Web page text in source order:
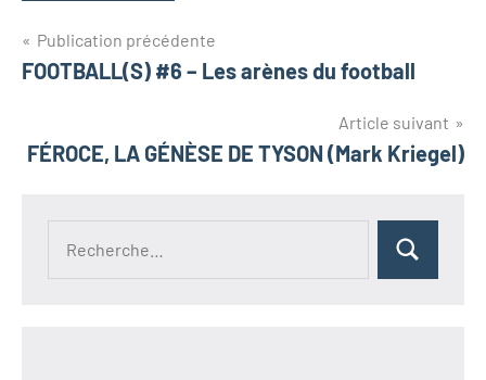
Navigation
de
Publication précédente
FOOTBALL(S) #6 – Les arènes du football
Article suivant
FÉROCE, LA GÉNÈSE DE TYSON (Mark Kriegel)
Rechercher